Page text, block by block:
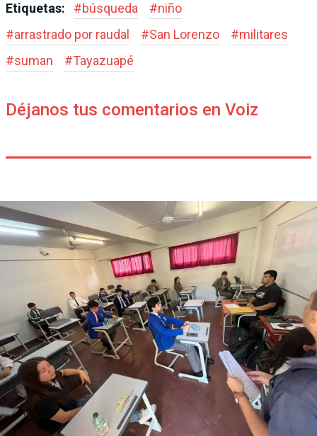
Etiquetas: #búsqueda #niño
#arrastrado por raudal #San Lorenzo #militares
#suman #Tayazuapé
Déjanos tus comentarios en Voiz